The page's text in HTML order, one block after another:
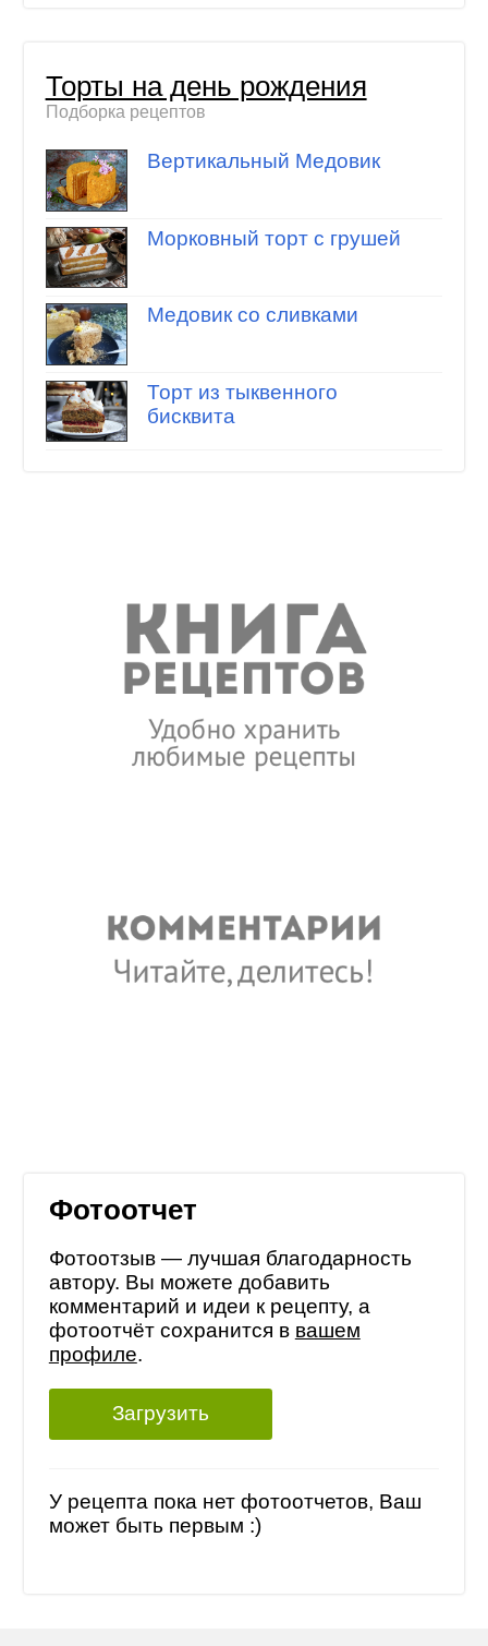
Торты на день рождения
Подборка рецептов
Вертикальный Медовик
Морковный торт с грушей
Медовик со сливками
Торт из тыквенного
бисквита
Фотоотчет
Фотоотзыв — лучшая благодарность
автору. Вы можете добавить
комментарий и идеи к рецепту, а
фотоотчёт сохранится в вашем
профиле.
Загрузить
У рецепта пока нет фотоотчетов, Ваш
может быть первым :)